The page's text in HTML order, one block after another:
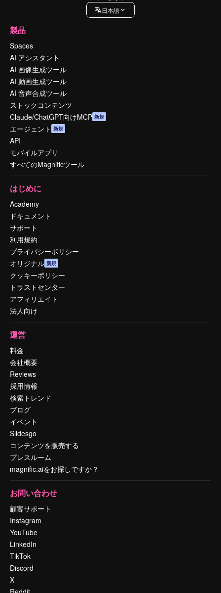
日本語
製品
Spaces
AI アシスタント
AI 画像生成ツール
AI 動画生成ツール
AI 音声合成ツール
ストックコンテンツ
Claude/ChatGPT向けMCP 新規
エージェント 新規
API
モバイルアプリ
すべてのMagnificツール
はじめに
Academy
ドキュメント
サポート
利用規約
プライバシーポリシー
オリジナル 新規
クッキーポリシー
トラストセンター
アフィリエイト
法人向け
運営
料金
会社概要
Reviews
採用情報
検索トレンド
ブログ
イベント
Slidesgo
コンテンツを販売する
プレスルーム
magnific.aiをお探しですか？
お問い合わせ
顧客サポート
Instagram
YouTube
LinkedIn
TikTok
Discord
X